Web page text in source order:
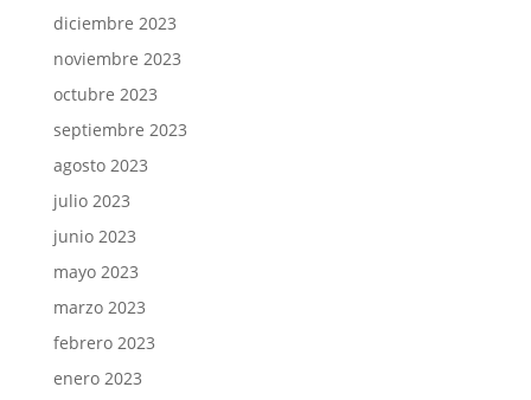
diciembre 2023
noviembre 2023
octubre 2023
septiembre 2023
agosto 2023
julio 2023
junio 2023
mayo 2023
marzo 2023
febrero 2023
enero 2023